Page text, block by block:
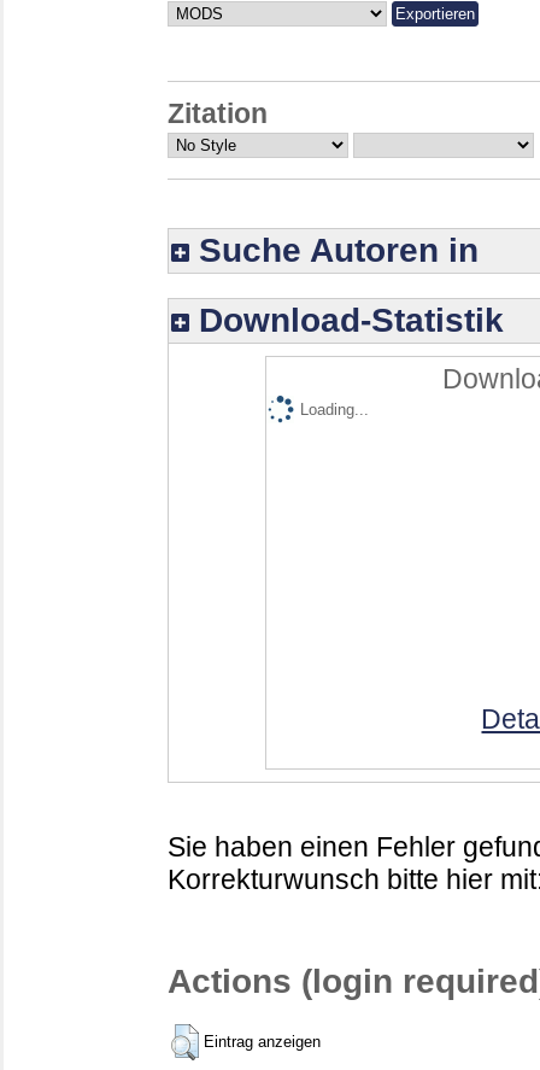
Zitation
Suche Autoren in
Download-Statistik
Loading...
Sie haben einen Fehler
Korrekturwunsch bitte hier
Actions (login
Eintrag anzeigen